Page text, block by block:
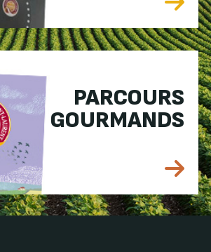
PARCOURS
GOURMANDS